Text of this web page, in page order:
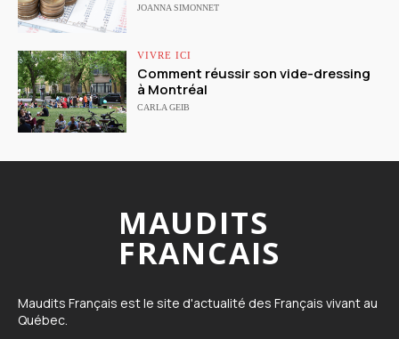
JOANNA SIMONNET
VIVRE ICI
Comment réussir son vide-dressing
à Montréal
CARLA GEIB
MAUDITS
FRANCAIS
Maudits Français est le site d'actualité des Français vivant au
Québec.